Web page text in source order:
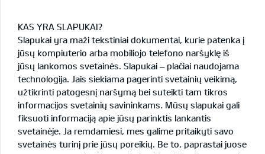
KAS YRA SLAPUKAI?
Slapukai yra maži tekstiniai dokumentai, kurie patenka į
jūsų kompiuterio arba mobiliojo telefono naršyklę iš
jūsų lankomos svetainės. Slapukai – plačiai naudojama
technologija. Jais siekiama pagerinti svetainių veikimą,
užtikrinti patogesnį naršymą bei suteikti tam tikros
informacijos svetainių savininkams. Mūsų slapukai gali
fiksuoti informaciją apie jūsų parinktis lankantis
svetainėje. Ja remdamiesi, mes galime pritaikyti savo
svetainės turinį prie jūsų poreikių. Be to, paprastai juose